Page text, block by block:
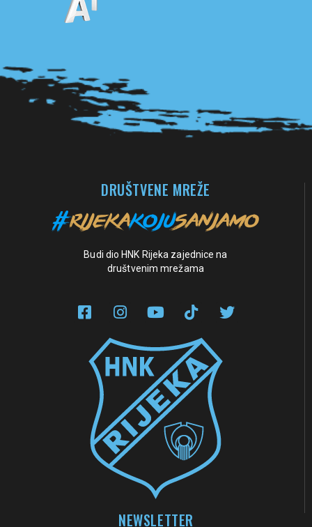
DRUŠTVENE MREŽE
Budi dio HNK Rijeka zajednice na
društvenim mrežama
NEWSLETTER